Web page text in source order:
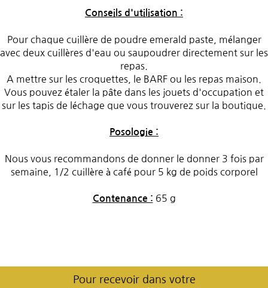
Conseils d'utilisation :
Pour chaque cuillère de poudre emerald paste, mélanger
avec deux cuillères d'eau ou saupoudrer directement sur les
repas.
A mettre sur les croquettes, le BARF ou les repas maison.
Vous pouvez étaler la pâte dans les jouets d'occupation et
sur les tapis de léchage que vous trouverez sur la boutique.
Posologie :
Nous vous recommandons de donner le donner 3 fois par
semaine, 1/2 cuillère à café pour 5 kg de poids corporel
Contenance : 65 g
Pour recevoir dans votre